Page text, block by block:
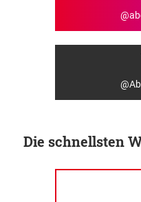
Die schnellsten